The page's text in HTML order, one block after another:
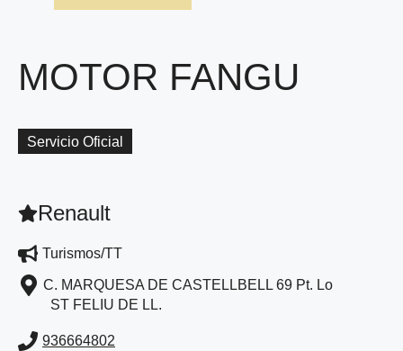
MOTOR FANGU
Servicio Oficial
Renault
Turismos/TT
C. MARQUESA DE CASTELLBELL 69 Pt. Lo
ST FELIU DE LL.
936664802